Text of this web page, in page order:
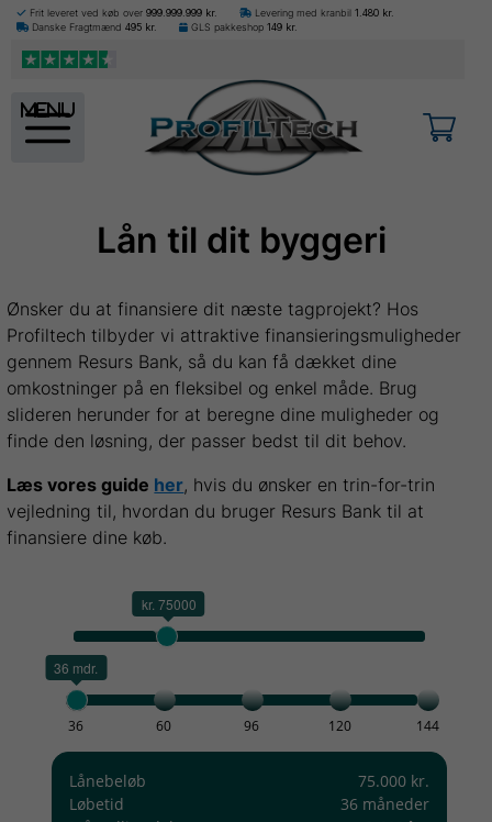
Frit leveret ved køb over 999.999.999 kr. Levering med kranbil 1.480 kr.
Danske Fragtmænd 495 kr. GLS pakkeshop 149 kr.
menu
Lån til dit byggeri
Ønsker du at finansiere dit næste tagprojekt? Hos
Profiltech tilbyder vi attraktive finansieringsmuligheder
gennem Resurs Bank, så du kan få dækket dine
omkostninger på en fleksibel og enkel måde. Brug
slideren herunder for at beregne dine muligheder og
finde den løsning, der passer bedst til dit behov.
Læs vores guide her, hvis du ønsker en trin-for-trin
vejledning til, hvordan du bruger Resurs Bank til at
finansiere dine køb.